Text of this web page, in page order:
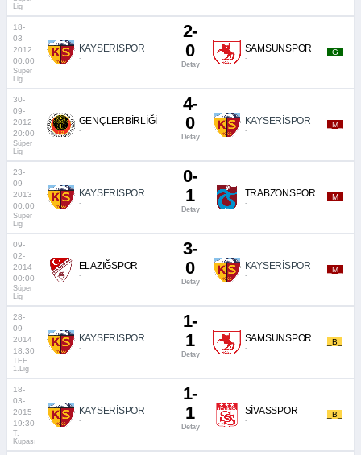
Lig
18-
03-
2012
00:00
Süper
Lig
KAYSERİSPOR
-
2-
0
Detay
SAMSUNSPOR
-
_G_
30-
09-
2012
20:00
Süper
Lig
GENÇLERBİRLİĞİ
-
4-
0
Detay
KAYSERİSPOR
-
_M_
23-
09-
2013
00:00
Süper
Lig
KAYSERİSPOR
-
0-
1
Detay
TRABZONSPOR
-
_M_
09-
02-
2014
00:00
Süper
Lig
ELAZIĞSPOR
-
3-
0
Detay
KAYSERİSPOR
-
_M_
28-
09-
2014
18:30
TFF
1.Lig
KAYSERİSPOR
-
1-
1
Detay
SAMSUNSPOR
-
_B_
18-
03-
2015
19:30
T.
Kupası
KAYSERİSPOR
-
1-
1
Detay
SİVASSPOR
-
_B_